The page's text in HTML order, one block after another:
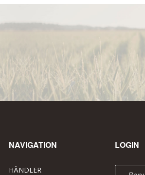
NAVIGATION
HÄNDLER
LOGIN